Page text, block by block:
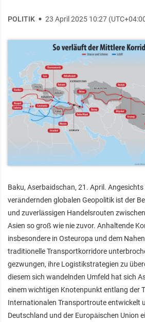
POLITIK 23 April 2025 10:27
Baku, Aserbaidschan, 21. April.
verändernden globalen Geopolitik ist der
und zuverlässigen Handelsrouten
Asien so groß wie nie zuvor. Anhaltende
insbesondere in Osteuropa und dem
traditionelle Transportkorridore
gezwungen, ihre Logistikstrategien zu
diesem sich wandelnden Umfeld hat sich
einem wichtigen Knotenpunkt entlang der
Internationalen Transportroute entwickelt
Deutschland und der Europäischen Union